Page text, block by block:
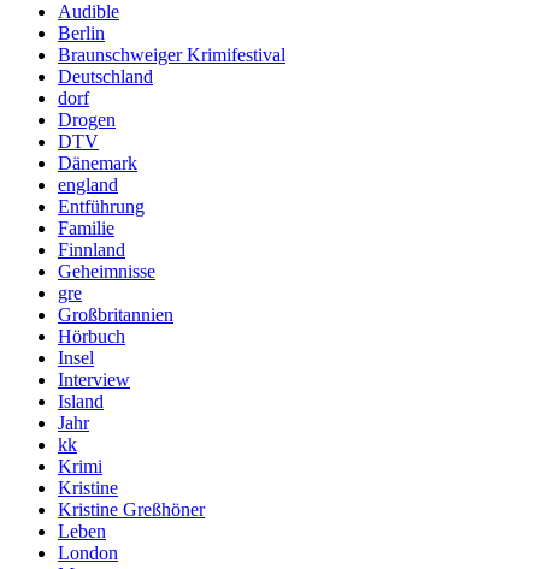
Audible
Berlin
Braunschweiger Krimifestival
Deutschland
dorf
Drogen
DTV
Dänemark
england
Entführung
Familie
Finnland
Geheimnisse
gre
Großbritannien
Hörbuch
Insel
Interview
Island
Jahr
kk
Krimi
Kristine
Kristine Greßhöner
Leben
London